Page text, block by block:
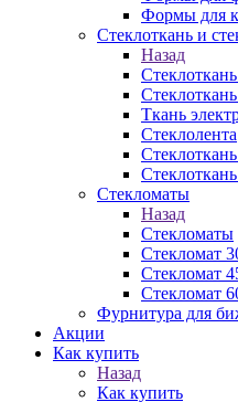
Формы для
Стеклоткань и
Назад
Ткань
Стеклолента
Стекломаты
Назад
Стекломаты
Стекломат
Стекломат
Стекломат
Фурнитура для
Акции
Как купить
Назад
Как купить